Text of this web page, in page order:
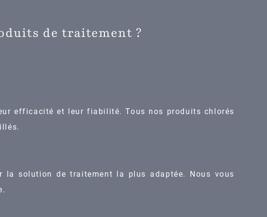
de traitement ?
efficacité et leur fiabilité. Tous nos produits chlorés
la solution de traitement la plus adaptée. Nous vous